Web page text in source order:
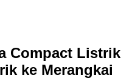
Compact Listrik
ke Merangkai